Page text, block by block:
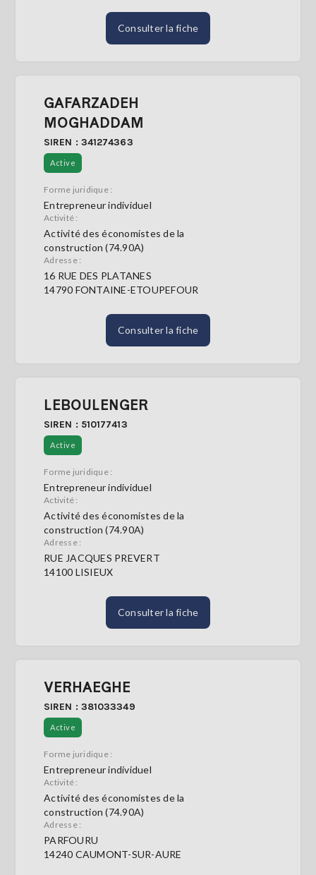
Consulter la fiche
GAFARZADEH
MOGHADDAM
SIREN : 341274363
Active
Forme juridique :
Entrepreneur individuel
Activité :
Activité des économistes de la
construction (74.90A)
Adresse :
16 RUE DES PLATANES
14790 FONTAINE-ETOUPEFOUR
Consulter la fiche
LEBOULENGER
SIREN : 510177413
Active
Forme juridique :
Entrepreneur individuel
Activité :
Activité des économistes de la
construction (74.90A)
Adresse :
RUE JACQUES PREVERT
14100 LISIEUX
Consulter la fiche
VERHAEGHE
SIREN : 381033349
Active
Forme juridique :
Entrepreneur individuel
Activité :
Activité des économistes de la
construction (74.90A)
Adresse :
PARFOURU
14240 CAUMONT-SUR-AURE